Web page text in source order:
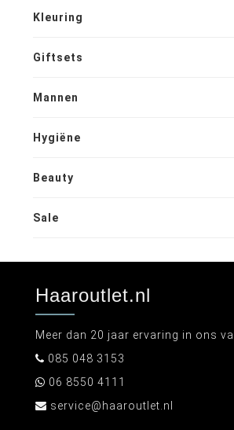
Kleuring
Giftsets
Mannen
Hygiëne
Beauty
Sale
Haaroutlet.nl
Meer dan 20 jaar ervaring in ons
085 048 3153
06 8550 4111
service@haaroutlet.nl